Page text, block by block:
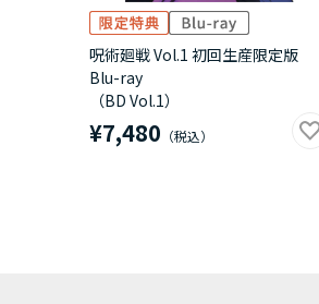
呪術廻戦 Vol.1 初回生産限定版
Blu-ray
（BD Vol.1）
¥7,480